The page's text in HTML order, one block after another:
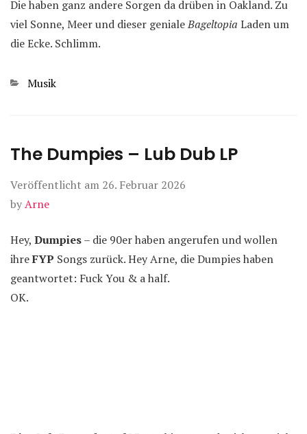
Die haben ganz andere Sorgen da drüben in Oakland. Zu
viel Sonne, Meer und dieser genialeBageltopia Laden um
die Ecke. Schlimm.
Kategorien
Musik
The Dumpies – Lub Dub LP
Veröffentlicht am 26. Februar 2026
byArne
Hey, Dumpies– die 90er haben angerufen und wollen
ihreFYP Songs zurück. Hey Arne, die Dumpies haben
geantwortet: Fuck You & a half.
OK.